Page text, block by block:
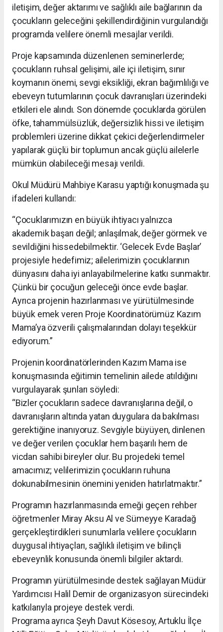
iletişim, değer aktarımı ve sağlıklı aile bağlarının da
çocukların geleceğini şekillendirdiğinin vurgulandığı
programda velilere önemli mesajlar verildi.
Proje kapsamında düzenlenen seminerlerde;
çocukların ruhsal gelişimi, aile içi iletişim, sınır
koymanın önemi, sevgi eksikliği, ekran bağımlılığı ve
ebeveyn tutumlarının çocuk davranışları üzerindeki
etkileri ele alındı. Son dönemde çocuklarda görülen
öfke, tahammülsüzlük, değersizlik hissi ve iletişim
problemleri üzerine dikkat çekici değerlendirmeler
yapılarak güçlü bir toplumun ancak güçlü ailelerle
mümkün olabileceği mesajı verildi.
Okul Müdürü Mahbiye Karasu yaptığı konuşmada şu
ifadeleri kullandı:
“Çocuklarımızın en büyük ihtiyacı yalnızca
akademik başarı değil; anlaşılmak, değer görmek ve
sevildiğini hissedebilmektir. ‘Gelecek Evde Başlar’
projesiyle hedefimiz; ailelerimizin çocuklarının
dünyasını daha iyi anlayabilmelerine katkı sunmaktır.
Çünkü bir çocuğun geleceği önce evde başlar.
Ayrıca projenin hazırlanması ve yürütülmesinde
büyük emek veren Proje Koordinatörümüz Kazım
Mama’ya özverili çalışmalarından dolayı teşekkür
ediyorum.”
Projenin koordinatörlerinden Kazım Mama ise
konuşmasında eğitimin temelinin ailede atıldığını
vurgulayarak şunları söyledi:
“Bizler çocukların sadece davranışlarına değil, o
davranışların altında yatan duygulara da bakılması
gerektiğine inanıyoruz. Sevgiyle büyüyen, dinlenen
ve değer verilen çocuklar hem başarılı hem de
vicdan sahibi bireyler olur. Bu projedeki temel
amacımız; velilerimizin çocukların ruhuna
dokunabilmesinin önemini yeniden hatırlatmaktır.”
Programın hazırlanmasında emeği geçen rehber
öğretmenler Miray Aksu Al ve Sümeyye Karadağ
gerçekleştirdikleri sunumlarla velilere çocukların
duygusal ihtiyaçları, sağlıklı iletişim ve bilinçli
ebeveynlik konusunda önemli bilgiler aktardı.
Programın yürütülmesinde destek sağlayan Müdür
Yardımcısı Halil Demir de organizasyon sürecindeki
katkılarıyla projeye destek verdi.
Programa ayrıca Şeyh Davut Kösesoy, Artuklu İlçe